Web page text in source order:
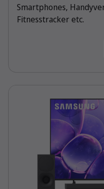
Smartphones,
Fitnesstracker etc.